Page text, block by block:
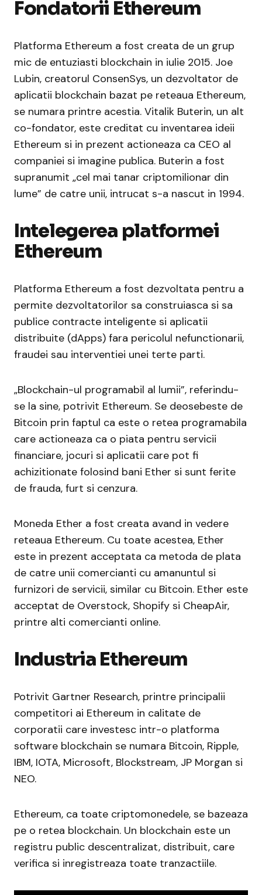
Fondatorii Ethereum
Platforma Ethereum a fost creata de un grup
mic de entuziasti blockchain in iulie 2015. Joe
Lubin, creatorul ConsenSys, un dezvoltator de
aplicatii blockchain bazat pe reteaua Ethereum,
se numara printre acestia. Vitalik Buterin, un alt
co-fondator, este creditat cu inventarea ideii
Ethereum si in prezent actioneaza ca CEO al
companiei si imagine publica. Buterin a fost
supranumit „cel mai tanar criptomilionar din
lume” de catre unii, intrucat s-a nascut in 1994.
Intelegerea platformei
Ethereum
Platforma Ethereum a fost dezvoltata pentru a
permite dezvoltatorilor sa construiasca si sa
publice contracte inteligente si aplicatii
distribuite (dApps) fara pericolul nefunctionarii,
fraudei sau interventiei unei terte parti.
„Blockchain-ul programabil al lumii”, referindu-
se la sine, potrivit Ethereum. Se deosebeste de
Bitcoin prin faptul ca este o retea programabila
care actioneaza ca o piata pentru servicii
financiare, jocuri si aplicatii care pot fi
achizitionate folosind bani Ether si sunt ferite
de frauda, furt si cenzura.
Moneda Ether a fost creata avand in vedere
reteaua Ethereum. Cu toate acestea, Ether
este in prezent acceptata ca metoda de plata
de catre unii comercianti cu amanuntul si
furnizori de servicii, similar cu Bitcoin. Ether este
acceptat de Overstock, Shopify si CheapAir,
printre alti comercianti online.
Industria Ethereum
Potrivit Gartner Research, printre principalii
competitori ai Ethereum in calitate de
corporatii care investesc intr-o platforma
software blockchain se numara Bitcoin, Ripple,
IBM, IOTA, Microsoft, Blockstream, JP Morgan si
NEO.
Ethereum, ca toate criptomonedele, se bazeaza
pe o retea blockchain. Un blockchain este un
registru public descentralizat, distribuit, care
verifica si inregistreaza toate tranzactiile.